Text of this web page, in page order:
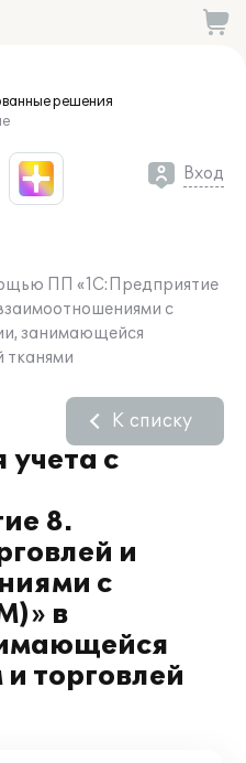
решения
Вход
ПП «1С:Предприятие
с
занимающейся
тканями
с
8.
и
с
в
торговлей
К списку